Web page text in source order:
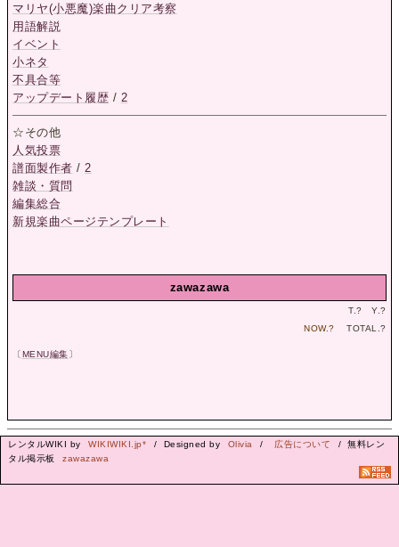
マリヤ(小悪魔)楽曲クリア考察
用語解説
イベント
小ネタ
不具合等
アップデート履歴 / 2
☆その他
人気投票
譜面製作者 / 2
雑談・質問
編集総合
新規楽曲ページテンプレート
zawazawa
T.? Y.?
NOW.? TOTAL.?
〔MENU編集〕
レンタルWIKI by WIKIWIKI.jp* / Designed by Olivia / 広告について
/ 無料レン
タル掲示板
zawazawa